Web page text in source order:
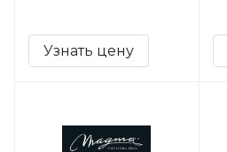
Узнать цену